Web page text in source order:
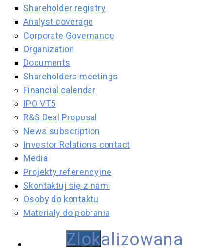
Shareholder registry
Analyst coverage
Corporate Governance
Organization
Documents
Shareholders meetings
Financial calendar
IPO VT5
R&S Deal Proposal
News subscription
Investor Relations contact
Media
Projekty referencyjne
Skontaktuj się z nami
Osoby do kontaktu
Materiały do pobrania
Zlokalizowana